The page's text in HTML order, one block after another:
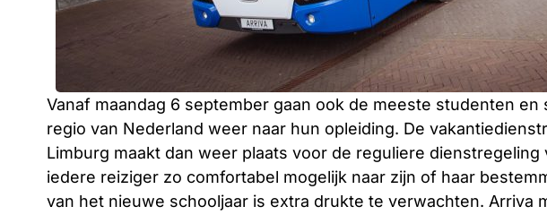
Vanaf maandag 6 september gaan ook de meeste studenten en
regio van Nederland weer naar hun opleiding. De
Limburg maakt dan weer plaats voor de reguliere
iedere reiziger zo comfortabel mogelijk naar zijn of haar
van het nieuwe schooljaar is extra drukte te verwachten. Arriva